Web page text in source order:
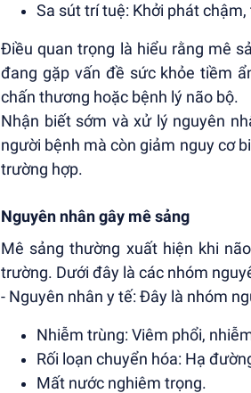
Sa sút trí tuệ: Khởi phát
Điều quan trọng là hiểu rằng mê
đang gặp vấn đề sức khỏe tiềm
chấn thương hoặc bệnh lý não bộ.
Nhận biết sớm và xử lý nguyên
người bệnh mà còn giảm nguy cơ
trường hợp.
Nguyên nhân gây mê sảng
Mê sảng thường xuất hiện khi
trường. Dưới đây là các nhóm
- Nguyên nhân y tế: Đây là nhóm
Nhiễm trùng: Viêm phổi,
Rối loạn chuyển hóa: Hạ
Mất nước nghiêm trọng.